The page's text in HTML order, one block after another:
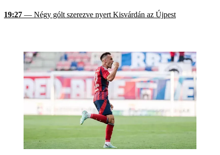
19:27 — Négy gólt szerezve nyert Kisvárdán az Újpest